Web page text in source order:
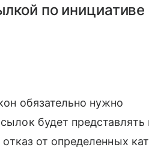
по инициативе
обязательно нужно
будет представлять
от определенных